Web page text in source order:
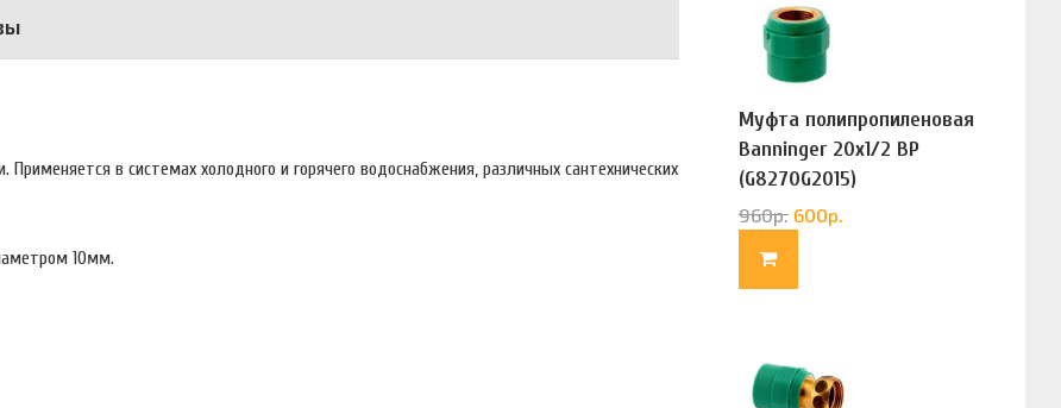
в системах холодного и горячего водоснабжения, различных сантехнических
10мм.
Муфта полипропиленовая
Banninger 20х1/2 ВР
(G8270G2015)
960р. 600р.